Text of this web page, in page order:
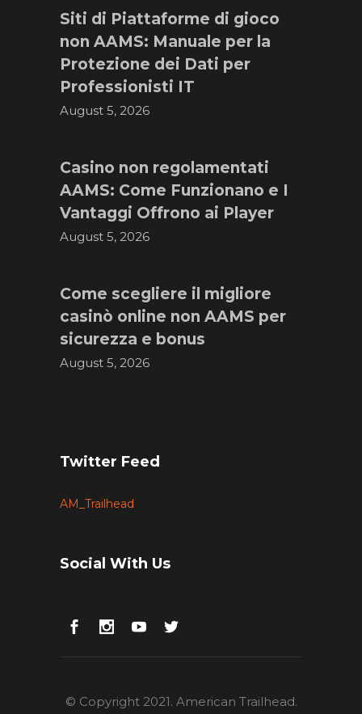
Siti di Piattaforme di gioco
non AAMS: Manuale per la
Protezione dei Dati per
Professionisti IT
August 5, 2026
Casino non regolamentati
AAMS: Come Funzionano e I
Vantaggi Offrono ai Player
August 5, 2026
Come scegliere il migliore
casinò online non AAMS per
sicurezza e bonus
August 5, 2026
Twitter Feed
AM_Trailhead
Social With Us
© Copyright 2021. American Trailhead.